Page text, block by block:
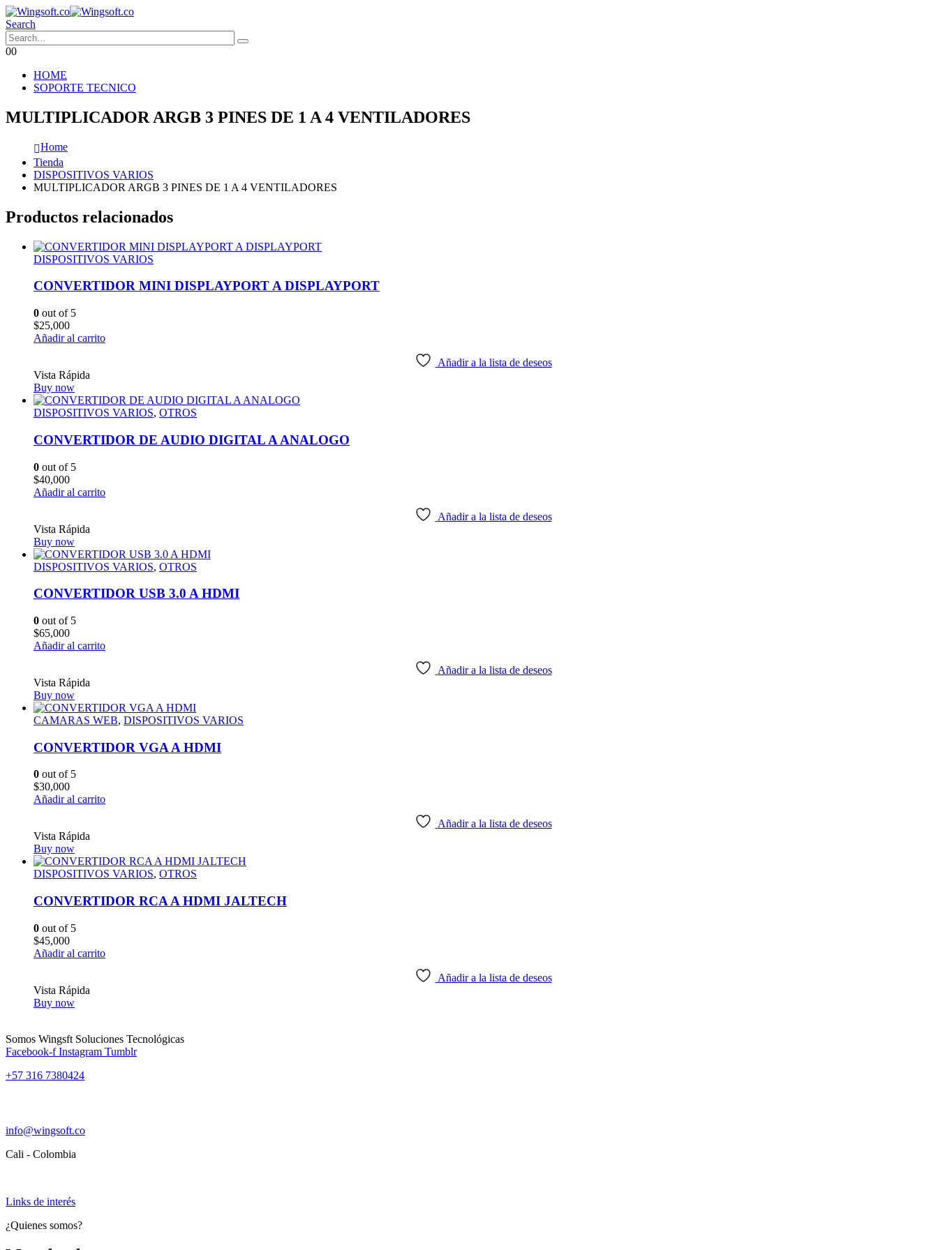
Search
00
HOME
SOPORTE TECNICO
MULTIPLICADOR ARGB 3 PINES DE 1 A 4 VENTILADORES
Home
Tienda
DISPOSITIVOS VARIOS
MULTIPLICADOR ARGB 3 PINES DE 1 A 4 VENTILADORES
Productos relacionados
DISPOSITIVOS VARIOS
CONVERTIDOR MINI DISPLAYPORT A DISPLAYPORT
0 out of 5
$25,000
Añadir al carrito
Añadir a la lista de deseos
Vista Rápida
Buy now
DISPOSITIVOS VARIOS, OTROS
CONVERTIDOR DE AUDIO DIGITAL A ANALOGO
0 out of 5
$40,000
Añadir al carrito
Añadir a la lista de deseos
Vista Rápida
Buy now
DISPOSITIVOS VARIOS, OTROS
CONVERTIDOR USB 3.0 A HDMI
0 out of 5
$65,000
Añadir al carrito
Añadir a la lista de deseos
Vista Rápida
Buy now
CAMARAS WEB, DISPOSITIVOS VARIOS
CONVERTIDOR VGA A HDMI
0 out of 5
$30,000
Añadir al carrito
Añadir a la lista de deseos
Vista Rápida
Buy now
DISPOSITIVOS VARIOS, OTROS
CONVERTIDOR RCA A HDMI JALTECH
0 out of 5
$45,000
Añadir al carrito
Añadir a la lista de deseos
Vista Rápida
Buy now
Somos Wingsft Soluciones Tecnológicas
Facebook-f Instagram Tumblr
+57 316 7380424
info@wingsoft.co
Cali - Colombia
Links de interés
¿Quienes somos?